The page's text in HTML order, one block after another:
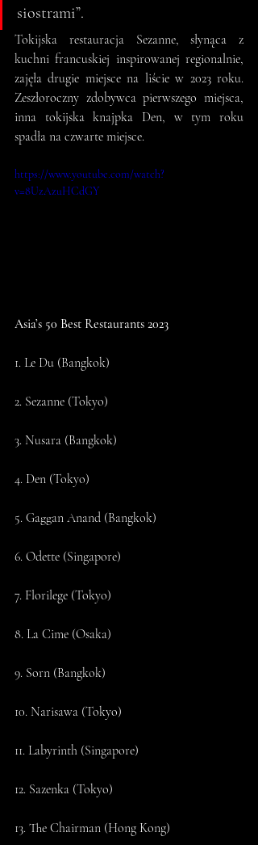
siostrami”.
Tokijska restauracja Sezanne, słynąca z
kuchni francuskiej inspirowanej regionalnie,
zajęła drugie miejsce na liście w 2023 roku.
Zeszłoroczny zdobywca pierwszego miejsca,
inna tokijska knajpka Den, w tym roku
spadła na czwarte miejsce.
https://www.youtube.com/watch?
v=8UzAzuHCdGY
Asia’s 50 Best Restaurants 2023
1. Le Du (Bangkok)
2. Sezanne (Tokyo)
3. Nusara (Bangkok)
4. Den (Tokyo)
5. Gaggan Anand (Bangkok)
6. Odette (Singapore)
7. Florilege (Tokyo)
8. La Cime (Osaka)
9. Sorn (Bangkok)
10. Narisawa (Tokyo)
11. Labyrinth (Singapore)
12. Sazenka (Tokyo)
13. The Chairman (Hong Kong)